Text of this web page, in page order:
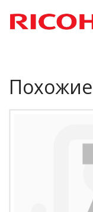
Похожие